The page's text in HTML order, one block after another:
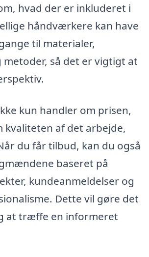
hvad der er inkluderet i
håndværkere kan have
til materialer,
så det er vigtigt at
kun handler om prisen,
kvaliteten af det arbejde,
du får tilbud, kan du også
baseret på
kundeanmeldelser og
Dette vil gøre det
at træffe en informeret